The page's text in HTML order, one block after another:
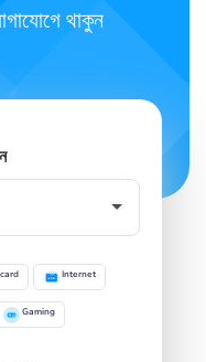
থাকুন
Internet
Gaming